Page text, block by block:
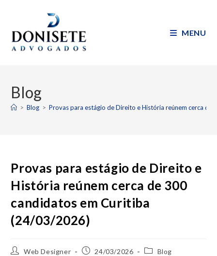
MENU
Blog
> Blog > Provas para estágio de Direito e História reúnem cerca
Provas para estágio de Direito e
História reúnem cerca de 300
candidatos em Curitiba
(24/03/2026)
Web Designer 24/03/2026 Blog